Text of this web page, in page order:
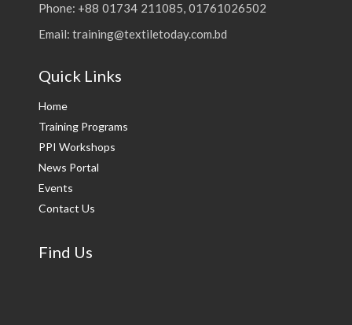
Phone: +88 01734 211085, 01761026502
Email: training@textiletoday.com.bd
Quick Links
Home
Training Programs
PPI Workshops
News Portal
Events
Contact Us
Find Us